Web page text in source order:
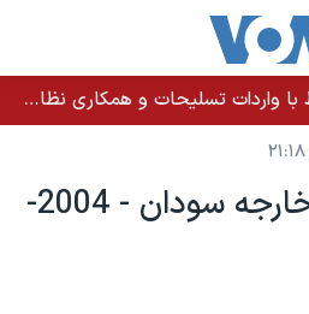
آمریکا افراد و نهادهای مرتبط با واردات تسلیحات و همکاری نظامی کوبا را تحریم کرد
هشدار وزير امور خارجه سودان - 2004-